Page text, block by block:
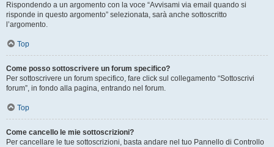
Rispondendo a un argomento con la voce “Avvisami via email quando si
risponde in questo argomento” selezionata, sarà anche sottoscritto
l’argomento.
Top
Come posso sottoscrivere un forum specifico?
Per sottoscrivere un forum specifico, fare click sul collegamento “Sottoscrivi
forum”, in fondo alla pagina, entrando nel forum.
Top
Come cancello le mie sottoscrizioni?
Per cancellare le tue sottoscrizioni, basta andare nel tuo Pannello di Controllo